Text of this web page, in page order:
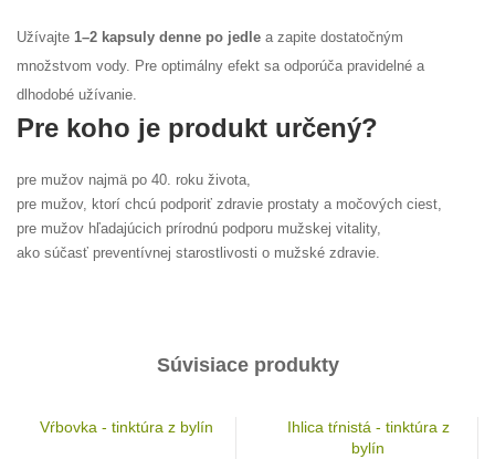
Užívajte 1–2 kapsuly denne po jedle a zapite dostatočným
množstvom vody. Pre optimálny efekt sa odporúča pravidelné a
dlhodobé užívanie.
Pre koho je produkt určený?
pre mužov najmä po 40. roku života,
pre mužov, ktorí chcú podporiť zdravie prostaty a močových ciest,
pre mužov hľadajúcich prírodnú podporu mužskej vitality,
ako súčasť preventívnej starostlivosti o mužské zdravie.
Súvisiace produkty
Vŕbovka - tinktúra z bylín
Ihlica tŕnistá - tinktúra z
bylín